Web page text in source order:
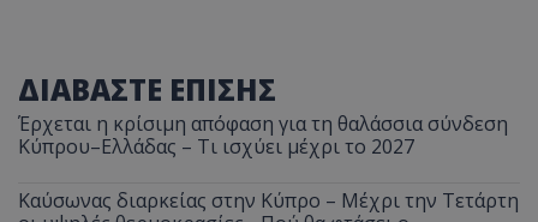
ΔΙΑΒΑΣΤΕ ΕΠΙΣΗΣ
Έρχεται η κρίσιμη απόφαση για τη θαλάσσια σύνδεση
Κύπρου–Ελλάδας – Τι ισχύει μέχρι το 2027
Καύσωνας διαρκείας στην Κύπρο – Μέχρι την Τετάρτη